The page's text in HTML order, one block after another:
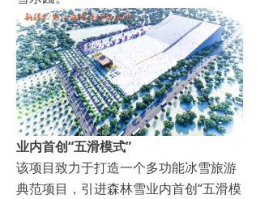
业内首创“五滑模式”
该项目致力于打造一个多功能冰雪旅游
典范项目，引进森林雪业内首创“五滑模